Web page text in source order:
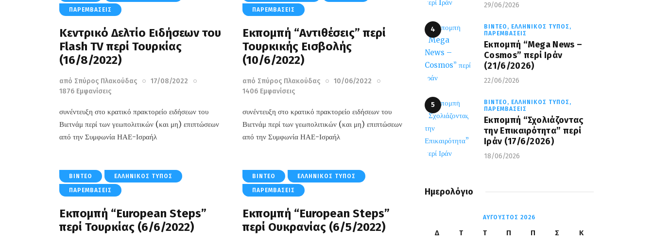
ΠΑΡΕΜΒΆΣΕΙΣ
Κεντρικό Δελτίο Ειδήσεων του
Flash TV περί Τουρκίας
(16/8/2022)
από Σπύρος Πλακούδας
17/08/2022
1876 Εμφανίσεις
συνέντευξη στο κρατικό πρακτορείο ειδήσεων του
Βιετνάμ περί των γεωπολιτικών (και μη) επιπτώσεων
από την Συμφωνία ΗΑΕ-Ισραήλ
ΠΑΡΕΜΒΆΣΕΙΣ
Εκπομπή “Αντιθέσεις” περί
Τουρκικής Εισβολής
(10/6/2022)
από Σπύρος Πλακούδας
10/06/2022
1406 Εμφανίσεις
συνέντευξη στο κρατικό πρακτορείο ειδήσεων του
Βιετνάμ περί των γεωπολιτικών (και μη) επιπτώσεων
από την Συμφωνία ΗΑΕ-Ισραήλ
ΒΊΝΤΕΟ ΕΛΛΗΝΙΚΌΣ ΤΎΠΟΣ
ΠΑΡΕΜΒΆΣΕΙΣ
Εκπομπή “European Steps”
περί Toυρκίας (6/6/2022)
ΒΊΝΤΕΟ ΕΛΛΗΝΙΚΌΣ ΤΎΠΟΣ
ΠΑΡΕΜΒΆΣΕΙΣ
Εκπομπή “European Steps”
περί Ουκρανίας (6/5/2022)
29/06/2026
ΒΊΝΤΕΟ, ΕΛΛΗΝΙΚΌΣ ΤΎΠΟΣ,
ΠΑΡΕΜΒΆΣΕΙΣ
Eκπομπή “Mega News –
Cosmos” περί Ιράν
(21/6/2026)
22/06/2026
ΒΊΝΤΕΟ, ΕΛΛΗΝΙΚΌΣ ΤΎΠΟΣ,
ΠΑΡΕΜΒΆΣΕΙΣ
Εκπομπή “Σχολιάζοντας
την Επικαιρότητα” περί
Ιράν (17/6/2026)
18/06/2026
Ημερολόγιο
ΑΎΓΟΥΣΤΟΣ 2026
Δ Τ Τ Π Π Σ Κ